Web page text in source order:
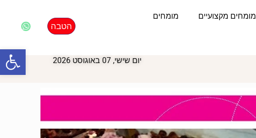
מומחים מקצועיים מומחים
הטבה
יום שישי, 07 באוגוסט 2026 פתח